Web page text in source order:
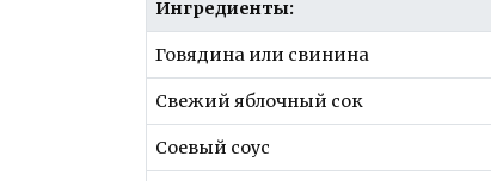
Ингредиенты:
Говядина или свинина
Свежий яблочный сок
Соевый соус